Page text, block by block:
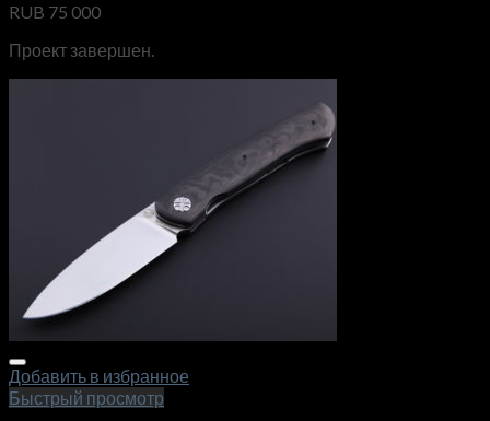
RUB 75 000
Проект завершен.
Добавить в избранное
Быстрый просмотр